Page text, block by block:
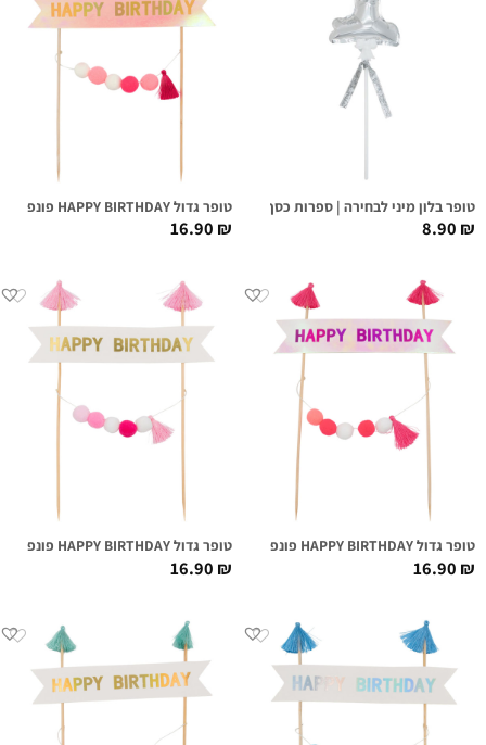
טופר בלון מיני לבחירה | ספרות כסף
8.90₪
טופר גדול HAPPY BIRTHDAY פונפונים | אירידיסנט
16.90₪
טופר גדול HAPPY BIRTHDAY פונפונים ורוד חם
16.90₪
טופר גדול HAPPY BIRTHDAY פונפונים ורודים
16.90₪